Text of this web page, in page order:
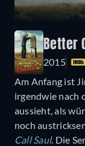
Better
2015
Am Anfang ist
irgendwie nach
aussieht, als
noch
Call Saul. Die